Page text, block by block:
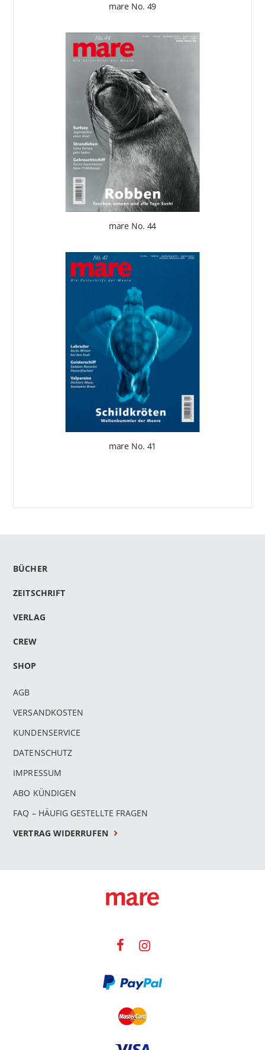
mare No. 49
mare No. 44
mare No. 41
BÜCHER
ZEITSCHRIFT
VERLAG
CREW
SHOP
AGB
VERSANDKOSTEN
KUNDENSERVICE
DATENSCHUTZ
IMPRESSUM
ABO KÜNDIGEN
FAQ – HÄUFIG GESTELLTE FRAGEN
VERTRAG WIDERRUFEN